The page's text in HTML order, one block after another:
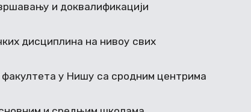
и доквалификацији
дисциплина на нивоу свих
у Нишу са сродним центрима